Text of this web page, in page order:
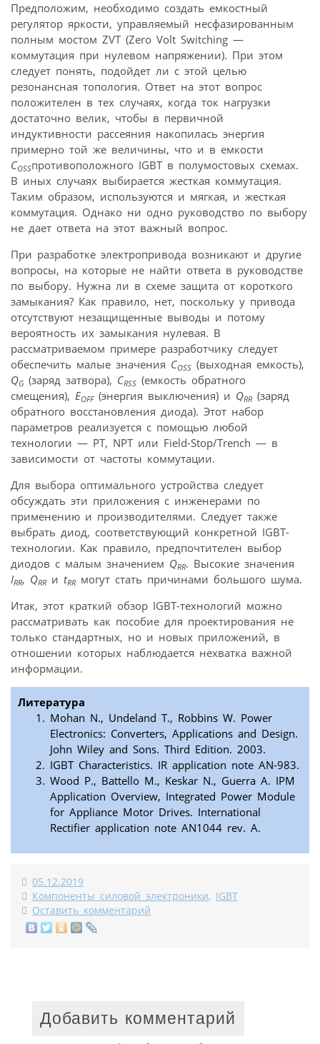
Предположим, необходимо создать емкостный
регулятор яркости, управляемый несфазированным
полным мостом ZVT (Zero Volt Switching —
коммутация при нулевом напряжении). При этом
следует понять, подойдет ли с этой целью
резонансная топология. Ответ на этот вопрос
положителен в тех случаях, когда ток нагрузки
достаточно велик, чтобы в первичной
индуктивности рассеяния накопилась энергия
примерно той же величины, что и в емкости
COSSпротивоположного IGBT в полумостовых схемах.
В иных случаях выбирается жесткая коммутация.
Таким образом, используются и мягкая, и жесткая
коммутация. Однако ни одно руководство по выбору
не дает ответа на этот важный вопрос.
При разработке электропривода возникают и другие
вопросы, на которые не найти ответа в руководстве
по выбору. Нужна ли в схеме защита от короткого
замыкания? Как правило, нет, поскольку у привода
отсутствуют незащищенные выводы и потому
вероятность их замыкания нулевая. В
рассматриваемом примере разработчику следует
обеспечить малые значения COSS (выходная емкость),
QG (заряд затвора), CRSS (емкость обратного
смещения), EOFF(энергия выключения) и QRR(заряд
обратного восстановления диода). Этот набор
параметров реализуется с помощью любой
технологии — PT, NPT или Field-Stop/Trench — в
зависимости от частоты коммутации.
Для выбора оптимального устройства следует
обсуждать эти приложения с инженерами по
применению и производителями. Следует также
выбрать диод, соответствующий конкретной IGBT-
технологии. Как правило, предпочтителен выбор
диодов с малым значением QRR. Высокие значения
IRR, QRRи tRRмогут стать причинами большого шума.
Итак, этот краткий обзор IGBT-технологий можно
рассматривать как пособие для проектирования не
только стандартных, но и новых приложений, в
отношении которых наблюдается нехватка важной
информации.
Литература
Mohan N., Undeland T., Robbins W. Power
Electronics: Converters, Applications and Design.
John Wiley and Sons. Third Edition. 2003.
IGBT Characteristics. IR application note AN-983.
Wood P., Battello M., Keskar N., Guerra A. IPM
Application Overview, Integrated Power Module
for Appliance Motor Drives. International
Rectifier application note AN1044 rev. A.
05.12.2019
Компоненты силовой электроники, IGBT
Оставить комментарий
Добавить комментарий